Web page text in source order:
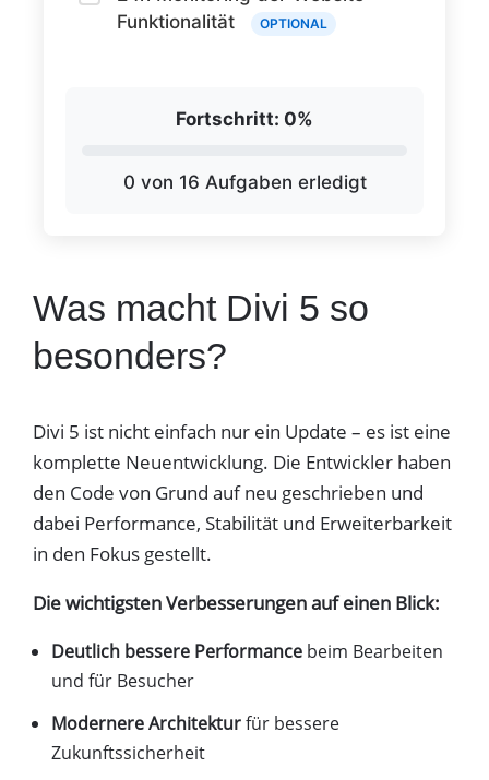
Funktionalität
OPTIONAL
Fortschritt: 0%
0 von 16 Aufgaben erledigt
Was macht Divi 5 so
besonders?
Divi 5 ist nicht einfach nur ein Update – es ist eine
komplette Neuentwicklung. Die Entwickler haben
den Code von Grund auf neu geschrieben und
dabei Performance, Stabilität und Erweiterbarkeit
in den Fokus gestellt.
Die wichtigsten Verbesserungen auf einen Blick:
Deutlich bessere Performance beim Bearbeiten
und für Besucher
Modernere Architekturfür bessere
Zukunftssicherheit